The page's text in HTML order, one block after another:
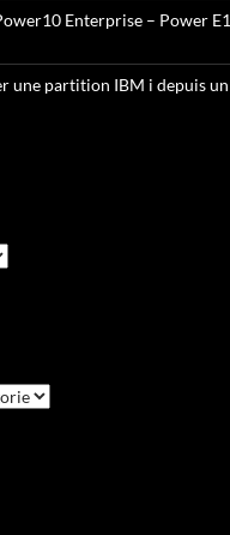
Enterprise – Power
une partition IBM i depuis